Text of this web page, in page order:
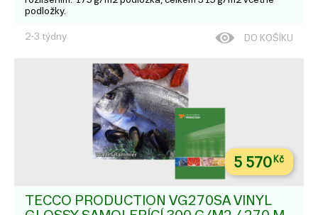
podložky.
2-3 týdny DO KOŠÍKU
5 570Kč
TECCO PRODUCTION VG270SA VINYL